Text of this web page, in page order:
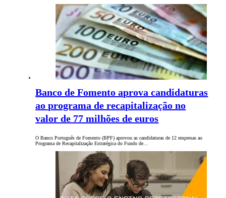
Banco de Fomento aprova candidaturas
ao programa de recapitalização no
valor de 77 milhões de euros
O Banco Português de Fomento (BPF) aprovou as candidaturas de 12 empresas ao
Programa de Recapitalização Estratégica do Fundo de…